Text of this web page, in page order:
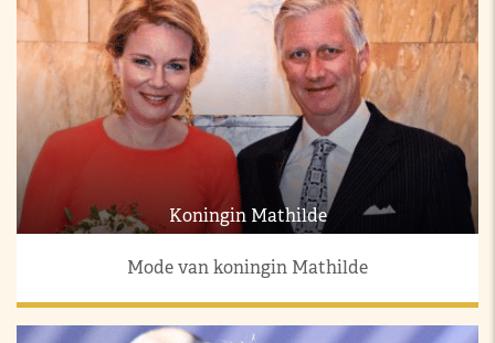
Koningin Mathilde
Mode van koningin Mathilde